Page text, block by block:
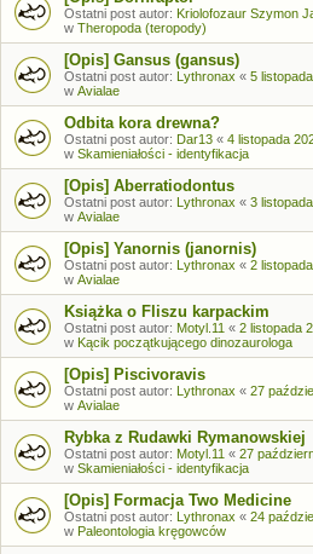
Ostatni post autor: Kriolofozaur Szymon
w Theropoda (teropody)
[Opis] Gansus (gansus)
Ostatni post autor: Lythronax « 5
w Avialae
Odbita kora drewna?
Ostatni post autor: Dar13 « 4 listopada
w Skamieniałości - identyfikacja
[Opis] Aberratiodontus
Ostatni post autor: Lythronax « 3
w Avialae
[Opis] Yanornis (janornis)
Ostatni post autor: Lythronax « 2
w Avialae
Książka o Fliszu karpackim
Ostatni post autor: Motyl.11 « 2 listopada
w Kącik początkującego dinozaurologa
[Opis] Piscivoravis
Ostatni post autor: Lythronax « 27
w Avialae
Rybka z Rudawki Rymanowskiej
Ostatni post autor: Motyl.11 « 27
w Skamieniałości - identyfikacja
[Opis] Formacja Two Medicine
Ostatni post autor: Lythronax « 24
w Paleontologia kręgowców